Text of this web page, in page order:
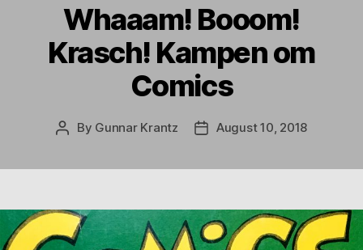
Whaaam! Booom!
Krasch! Kampen om
Comics
Post
By Gunnar Krantz
PostAugust 10, 2018